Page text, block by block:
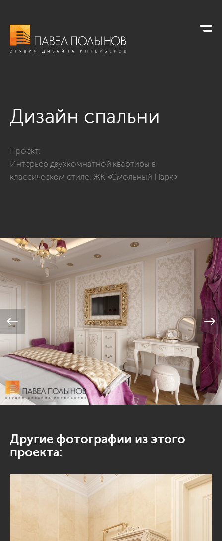
Дизайн спальни
Проект:
Интерьер двухкомнатной квартиры в
классическом стиле, ЖК «Смольный Парк»
Другие фотографии из этого
проекта: